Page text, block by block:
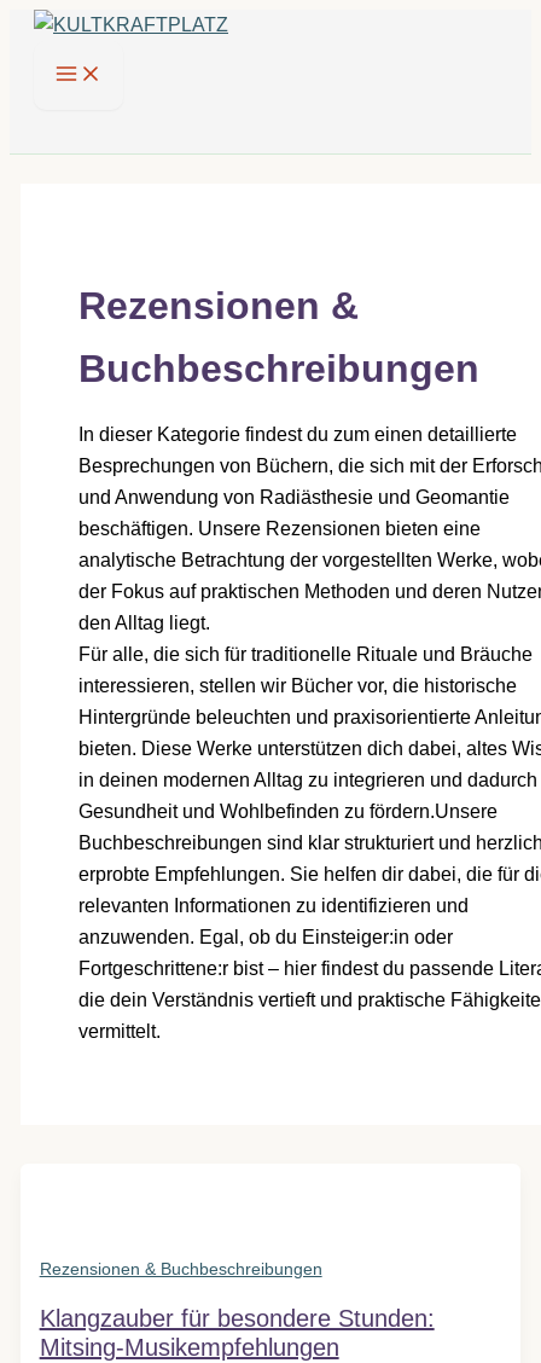
Zum
springen
Rezensionen &
Buchbeschreibungen
In dieser Kategorie findest du zum einen detaillierte
Besprechungen von Büchern, die sich mit der
und Anwendung von Radiästhesie und Geomantie
beschäftigen. Unsere Rezensionen bieten eine
analytische Betrachtung der vorgestellten Werke,
der Fokus auf praktischen Methoden und deren
den Alltag liegt.
Für alle, die sich für traditionelle Rituale und Bräuche
interessieren, stellen wir Bücher vor, die historische
Hintergründe beleuchten und praxisorientierte
bieten. Diese Werke unterstützen dich dabei, altes
in deinen modernen Alltag zu integrieren und dadurch
Gesundheit und Wohlbefinden zu fördern.Unsere
Buchbeschreibungen sind klar strukturiert und
erprobte Empfehlungen. Sie helfen dir dabei, die für
relevanten Informationen zu identifizieren und
anzuwenden. Egal, ob du Einsteiger:in oder
Fortgeschrittene:r bist – hier findest du passende
die dein Verständnis vertieft und praktische
vermittelt.
Rezensionen & Buchbeschreibungen
Klangzauber für besondere Stunden:
Mitsing-Musikempfehlungen